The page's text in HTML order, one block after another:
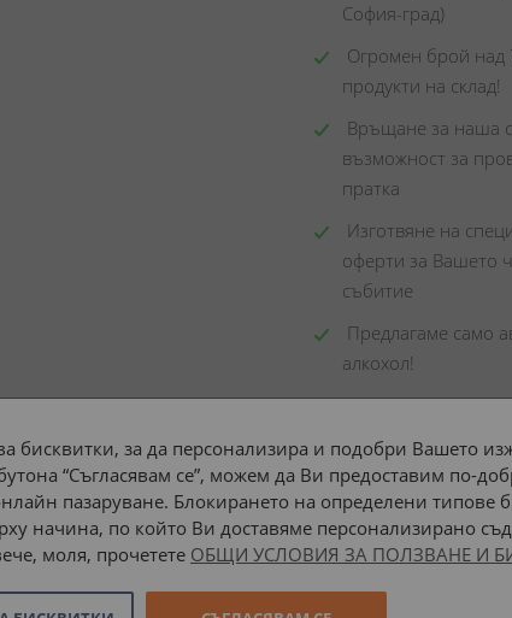
София-град)
Огромен брой над
продукти на склад!
Връщане за наша
възможност за
пратка
Изготвяне на
оферти за Вашето
събитие
Предлагаме само
алкохол!
Доставка до адрес с:
бисквитки, за да персонализира и подобри Вашето
“Съгласявам се”, можем да Ви предоставим по-
пазаруване. Блокирането на определени типове
начина, по който Ви доставяме персонализирано
моля, прочетете ОБЩИ УСЛОВИЯ ЗА ПОЛЗВАНЕ И